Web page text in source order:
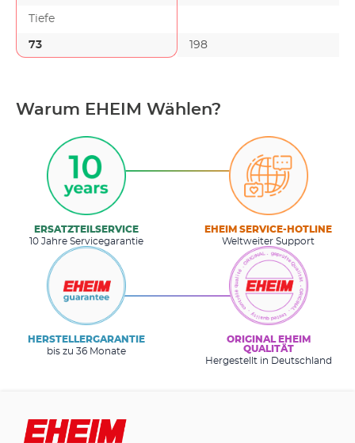
Tiefe
73 198
Warum EHEIM Wählen?
ERSATZTEILSERVICE
10 Jahre Servicegarantie
EHEIM SERVICE-HOTLINE
Weltweiter Support
HERSTELLERGARANTIE
bis zu 36 Monate
ORIGINAL EHEIM
QUALITÄT
Hergestellt in Deutschland